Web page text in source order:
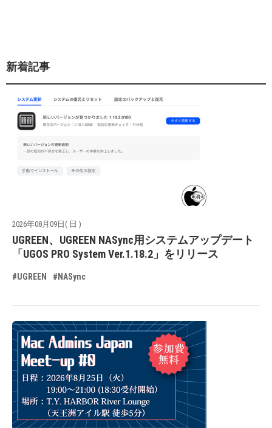
新着記事
2026年08月09日( 日 )
UGREEN、UGREEN NASync用システムアップデート
「UGOS PRO System Ver.1.18.2」をリリース
#UGREEN #NASync